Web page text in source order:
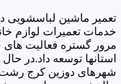
تعمیر ماشین لباسشویی
خدمات تعمیرات لوازم
مرور گستره فعالیت های
استانها توسعه داد.در
شهرهای دوزین کرج رشت